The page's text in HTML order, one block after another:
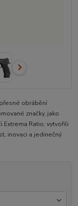
obrábění
značky, jako
Extrema Ratio, vytvořili
inovaci a jedinečný